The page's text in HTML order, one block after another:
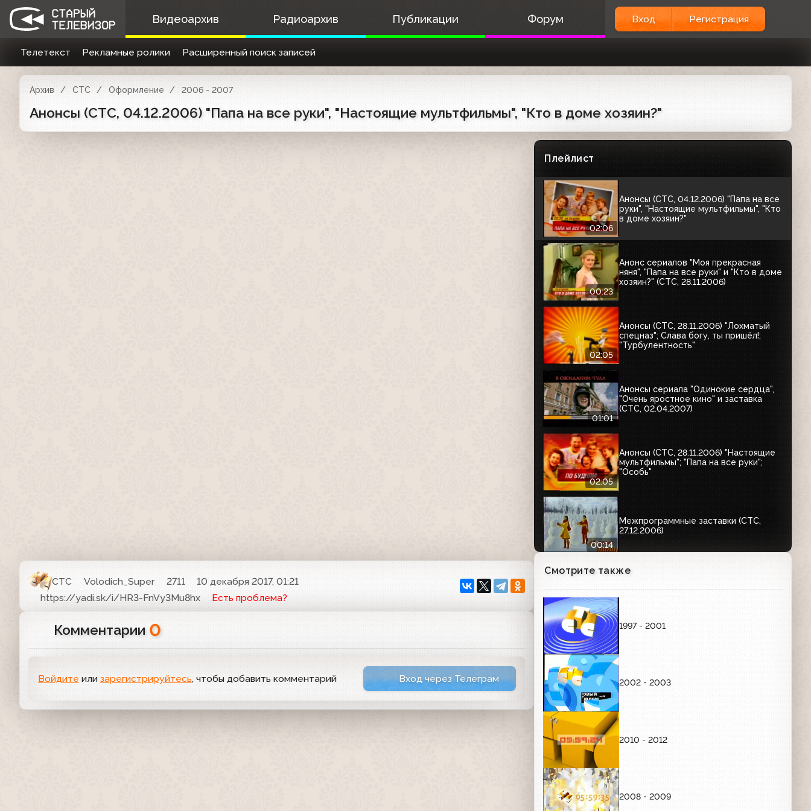
Видеоархив Радиоархив Публикации Форум Вход Регистрация
Телетекст Рекламные ролики Расширенный поиск записей
Архив СТС Оформление 2006 - 2007
Анонсы (СТС, 04.12.2006) "Папа на все руки", "Настоящие мультфильмы", "Кто в доме хозяин?"
СТС Volodich_Super 2711
10 декабря 2017, 01:21
https://yadi.sk/i/HR3-FnVy3Mu8hx
Есть проблема?
Комментарии 0
Войдите или зарегистрируйтесь, чтобы добавить комментарий Вход через Телеграм
Плейлист
02:05
Анонсы (СТС, 30.12.2006) "Мульт-
карнавал"; "Мульт-фейерверк"; "Кино
02:05
Анонсы (СТС, 04.12.2006) "Хорошие
02:06
Анонсы (СТС, 04.12.2006) "Папа на все
руки", "Настоящие мультфильмы", "Кто
в доме хозяин?"
00:23
Анонс сериалов "Моя прекрасная
няня", "Папа на все руки" и "Кто в доме
хозяин?" (СТС, 28.11.2006)
02:05
Анонсы (СТС, 28.11.2006) "Лохматый
спецназ"; Слава богу, ты пришёл!;
"Турбулентность"
01:01
Анонсы сериала "Одинокие сердца",
"Очень яростное кино" и заставка
(СТС, 02.04.2007)
02:05
Анонсы (СТС, 28.11.2006) "Настоящие
мультфильмы"; "Папа на все руки";
"Особь"
00:14
Межпрограммные заставки (СТС,
27.12.2006)
00:32
02:05
00:32
02:06
Смотрите также
1997 - 2001
2002 - 2003
2010 - 2012
2008 - 2009